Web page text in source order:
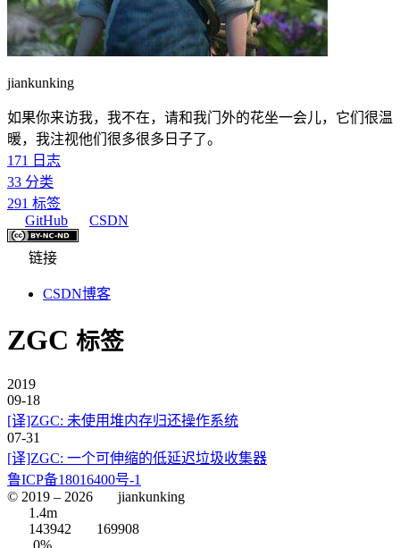
jiankunking
如果你来访我，我不在，请和我门外的花坐一会儿，它们很温
暖，我注视他们很多很多日子了。
171
日志
33 分类
291 标签
GitHub
CSDN
链接
CSDN博客
ZGC 标签
2019
09-18
[译]ZGC: 未使用堆内存归还操作系统
07-31
[译]ZGC: 一个可伸缩的低延迟垃圾收集器
鲁ICP备18016400号-1
© 2019 – 2026
jiankunking
1.4m
143942
169908
0%